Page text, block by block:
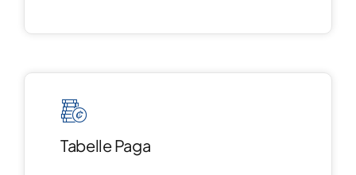
Tabelle Paga